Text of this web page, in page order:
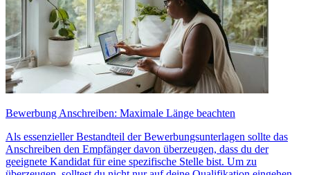
Bewerbung Anschreiben: Maximale Länge beachten
Als essenzieller Bestandteil der Bewerbungsunterlagen sollte das
Anschreiben den Empfänger davon überzeugen, dass du der
geeignete Kandidat für eine spezifische Stelle bist. Um zu